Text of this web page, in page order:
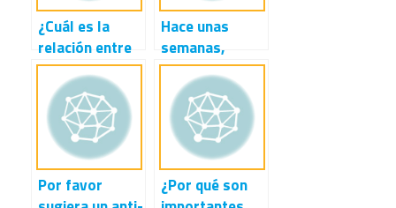
¿Cuál es la
relación entre
pH y
alcalinidad? ¿En
qué se
diferencian?
¿Cómo les
afecta la
temperatura?
Hace unas
semanas,
preservamos
todas las
membranas RO
en nuestros
trenes con
metabisulfito
de sodio para
Por favor
¿Por qué son